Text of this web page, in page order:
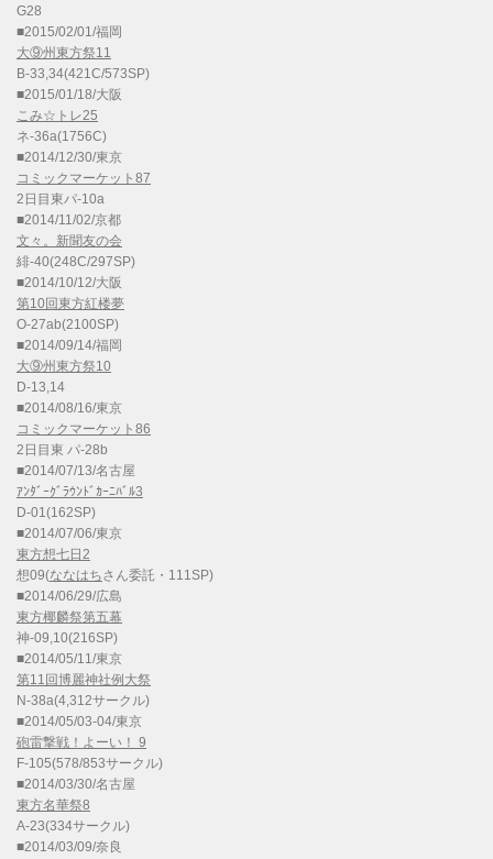
G28
■2015/02/01/福岡
大⑨州東方祭11
B-33,34(421C/573SP)
■2015/01/18/大阪
こみ☆トレ25
ネ-36a(1756C)
■2014/12/30/東京
コミックマーケット87
2日目東パ-10a
■2014/11/02/京都
文々。新聞友の会
緋-40(248C/297SP)
■2014/10/12/大阪
第10回東方紅楼夢
O-27ab(2100SP)
■2014/09/14/福岡
大⑨州東方祭10
D-13,14
■2014/08/16/東京
コミックマーケット86
2日目東 パ-28b
■2014/07/13/名古屋
ｱﾝﾀﾞｰｸﾞﾗｳﾝﾄﾞｶｰﾆﾊﾞﾙ3
D-01(162SP)
■2014/07/06/東京
東方想七日2
想09(ななはちさん委託・111SP)
■2014/06/29/広島
東方椰麟祭第五幕
神-09,10(216SP)
■2014/05/11/東京
第11回博麗神社例大祭
N-38a(4,312サークル)
■2014/05/03-04/東京
砲雷撃戦！よーい！ 9
F-105(578/853サークル)
■2014/03/30/名古屋
東方名華祭8
A-23(334サークル)
■2014/03/09/奈良